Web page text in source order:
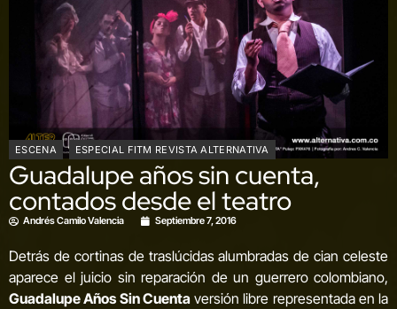
ESCENA ESPECIAL FITM REVISTA ALTERNATIVA
Guadalupe años sin cuenta,
contados desde el teatro
Andrés Camilo Valencia Septiembre 7, 2016
Detrás de cortinas de traslúcidas alumbradas de cian celeste
aparece el juicio sin reparación de un guerrero colombiano,
Guadalupe Años Sin Cuentaversión libre representada en la